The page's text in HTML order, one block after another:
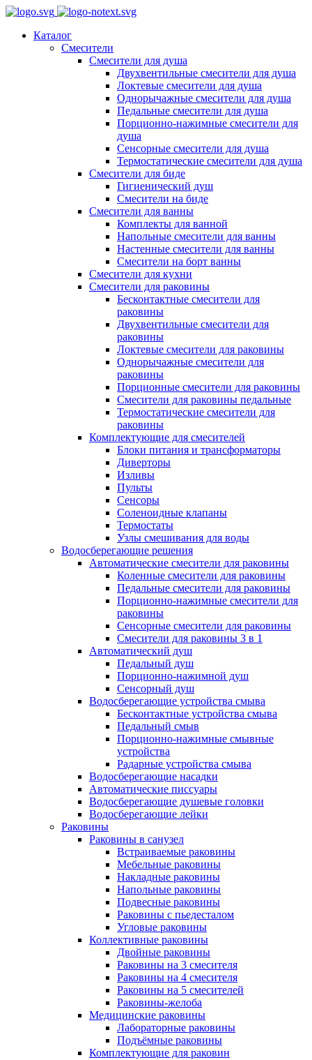
Каталог
Смесители
Смесители для душа
Двухвентильные смесители для душа
Локтевые смесители для душа
Однорычажные смесители для душа
Педальные смесители для душа
Порционно-нажимные смесители для
душа
Сенсорные смесители для душа
Термостатические смесители для душа
Смесители для биде
Гигиенический душ
Смесители на биде
Смесители для ванны
Комплекты для ванной
Напольные смесители для ванны
Настенные смесители для ванны
Смесители на борт ванны
Смесители для кухни
Смесители для раковины
Бесконтактные смесители для
раковины
Двухвентильные смесители для
раковины
Локтевые смесители для раковины
Однорычажные смесители для
раковины
Порционные смесители для раковины
Смесители для раковины педальные
Термостатические смесители для
раковины
Комплектующие для смесителей
Блоки питания и трансформаторы
Диверторы
Изливы
Пульты
Сенсоры
Соленоидные клапаны
Термостаты
Узлы смешивания для воды
Водосберегающие решения
Автоматические смесители для раковины
Коленные смесители для раковины
Педальные смесители для раковины
Порционно-нажимные смесители для
раковины
Сенсорные смесители для раковины
Смесители для раковины 3 в 1
Автоматический душ
Педальный душ
Порционно-нажимной душ
Сенсорный душ
Водосберегающие устройства смыва
Бесконтактные устройства смыва
Педальный смыв
Порционно-нажимные смывные
устройства
Радарные устройства смыва
Водосберегающие насадки
Автоматические писсуары
Водосберегающие душевые головки
Водосберегающие лейки
Раковины
Раковины в санузел
Встраиваемые раковины
Мебельные раковины
Накладные раковины
Напольные раковины
Подвесные раковины
Раковины с пьедесталом
Угловые раковины
Коллективные раковины
Двойные раковины
Раковины на 3 смесителя
Раковины на 4 смесителя
Раковины на 5 смесителей
Раковины-желоба
Медицинские раковины
Лабораторные раковины
Подъёмные раковины
Комплектующие для раковин